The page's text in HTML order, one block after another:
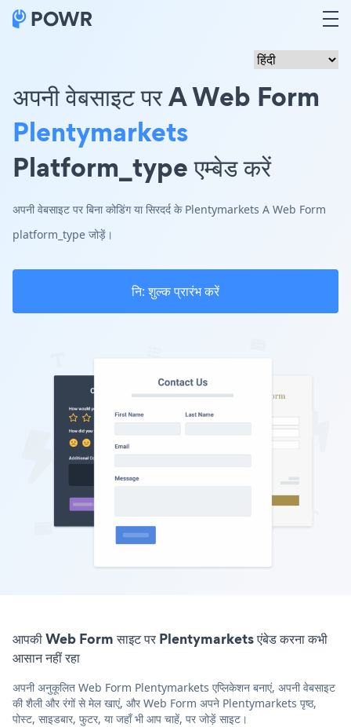
अपनी वेबसाइट पर A Web Form
Plentymarkets
Platform_type एम्बेड करें
अपनी वेबसाइट पर बिना कोडिंग या सिरदर्द के Plentymarkets A Web Form
platform_type जोड़ें।
नि: शुल्क प्रारंभ करें
आपकी Web Form साइट पर Plentymarkets एंबेड करना कभी
आसान नहीं रहा
अपनी अनुकूलित Web Form Plentymarkets एप्लिकेशन बनाएं, अपनी वेबसाइट
की शैली और रंगों से मेल खाएं, और Web Form अपने Plentymarkets पृष्ठ,
पोस्ट, साइडबार, फुटर, या जहाँ भी आप चाहें, पर जोड़ें साइट।